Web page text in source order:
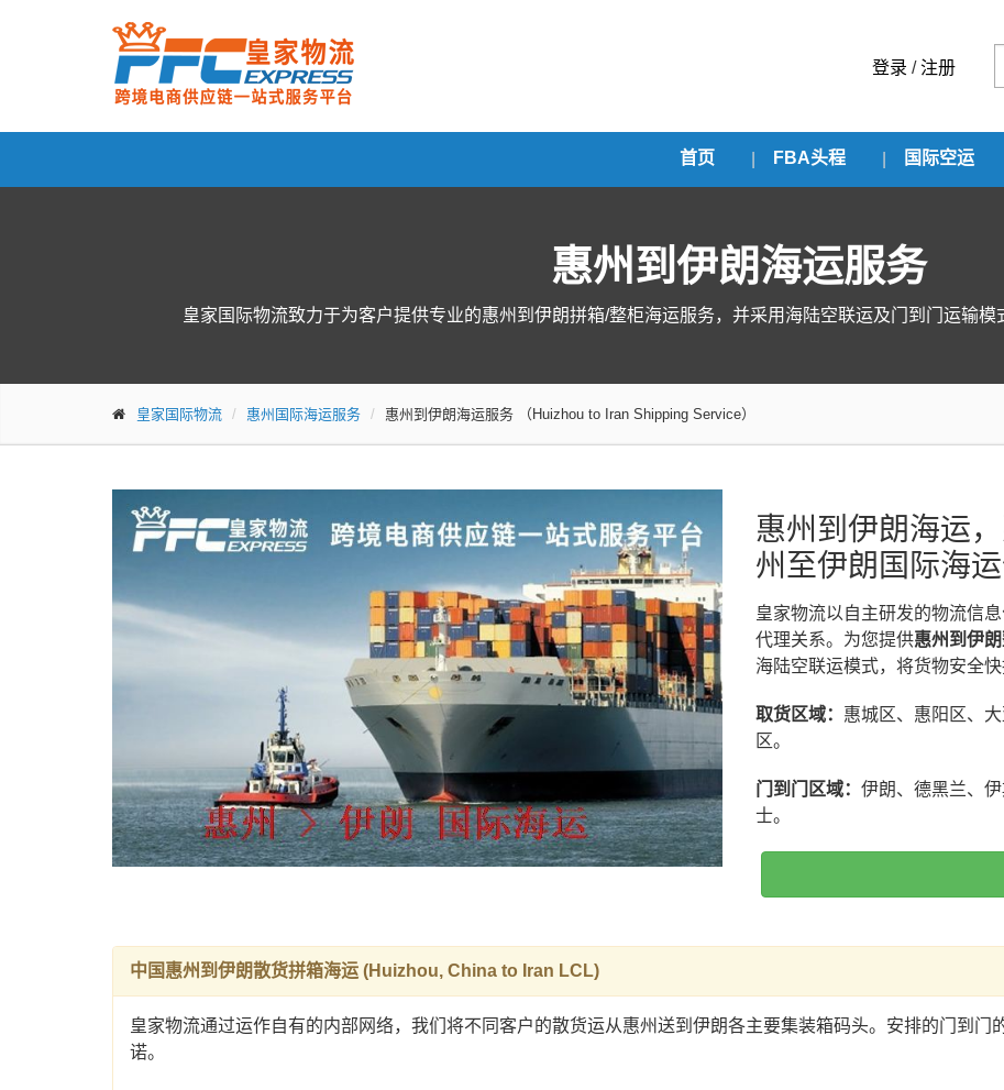
登录 /注册
首页 FBA头程 国际空运
惠州到伊朗海运服务
皇家国际物流致力于为客户提供专业的惠州到伊朗拼箱/整柜海运服务，并采用海陆空联运及门到门运输
皇家国际物流 惠州国际海运服务 惠州到伊朗海运服务 （Huizhou to Iran Shipping Service）
惠州到伊朗海运
州至伊朗国际海
皇家物流以自主研发的物流信
代理关系。为您提供惠州到伊
海陆空联运模式，将货物安全快
取货区域： 惠城区、惠阳区、
区。
门到门区域： 伊朗、德黑兰、
士。
中国惠州到伊朗散货拼箱海运 (Huizhou, China to Iran LCL)
皇家物流通过运作自有的内部网络，我们将不同客户的散货运从惠州送到伊朗各主要集装箱码头。安排的门到门
诺。